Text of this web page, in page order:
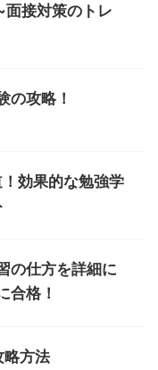
接対策のトレ
の攻略！
効果的な勉強学
の仕方を詳細に
合格！
略方法